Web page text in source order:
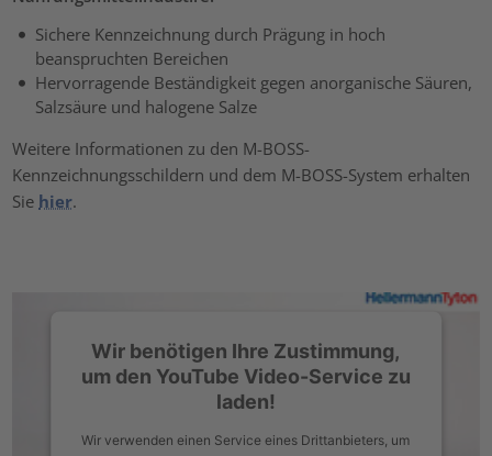
Sichere Kennzeichnung durch Prägung in hoch
beanspruchten Bereichen
Hervorragende Beständigkeit gegen anorganische Säuren,
Salzsäure und halogene Salze
Weitere Informationen zu den M-BOSS-
Kennzeichnungsschildern und dem M-BOSS-System erhalten
Sie hier.
Wir benötigen Ihre Zustimmung,
um den YouTube Video-Service zu
laden!
Wir verwenden einen Service eines Drittanbieters, um